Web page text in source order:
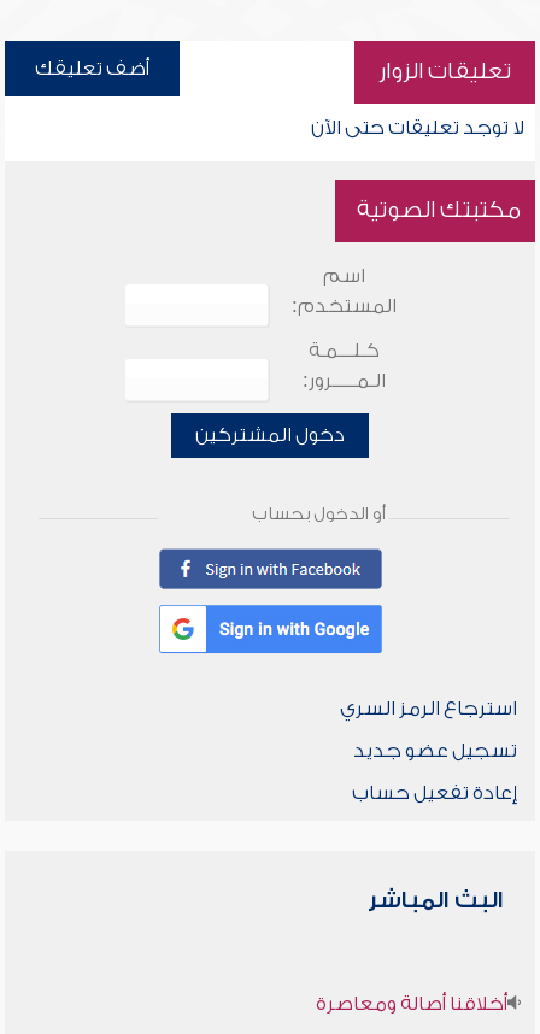
تعليقات الزوار أضف تعليقك
لا توجد تعليقات حتى الآن
مكتبتك الصوتية
اسم
المستخدم:
كـلـــمـة
الـمـــــرور:
دخول المشتركين
أو الدخول بحساب
استرجاع الرمز السري
تسجيل عضو جديد
إعادة تفعيل حساب
البث المباشر
أخلاقنا أصالة ومعاصرة